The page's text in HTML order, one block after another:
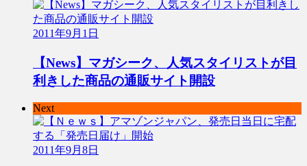
2011年9月1日
【News】マガシーク、人気スタイリストが目
利きした商品の通販サイト開設
Next
2011年9月8日